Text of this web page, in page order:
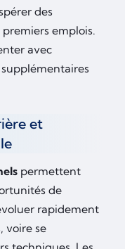
des
emplois.
avec
et
permettent
de
rapidement
voire se